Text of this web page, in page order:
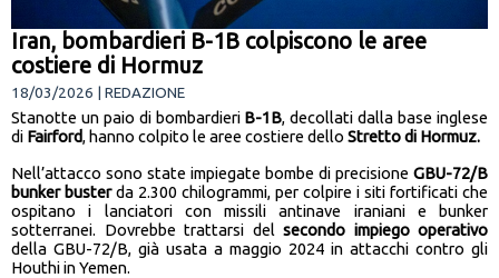
Iran, bombardieri B-1B colpiscono le aree
costiere di Hormuz
18/03/2026 | REDAZIONE
Stanotte un paio di bombardieri B-1B, decollati dalla base inglese
di Fairford, hanno colpito le aree costiere dello Stretto di Hormuz.
Nell’attacco sono state impiegate bombe di precisione GBU-72/B
bunker busterda 2.300 chilogrammi, per colpire i siti fortificati che
ospitano i lanciatori con missili antinave iraniani e bunker
sotterranei. Dovrebbe trattarsi del secondo impiego operativo
della GBU-72/B, già usata a maggio 2024 in attacchi contro gli
Houthi in Yemen.